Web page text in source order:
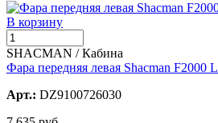
В корзину
SHACMAN / Кабина
Фара передняя левая Shacman F2000
Арт.: DZ9100726030